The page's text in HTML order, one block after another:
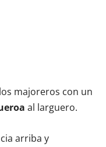
majoreros con un
al larguero.
arriba y